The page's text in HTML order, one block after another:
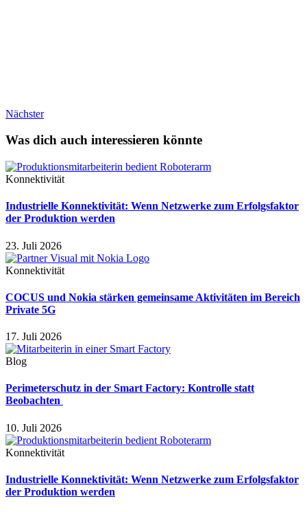
Nächster
Was dich auch interessieren könnte
Konnektivität
Industrielle Konnektivität: Wenn Netzwerke zum Erfolgsfaktor
der Produktion werden
23. Juli 2026
Konnektivität
COCUS und Nokia stärken gemeinsame Aktivitäten im Bereich
Private 5G
17. Juli 2026
Blog
Perimeterschutz in der Smart Factory: Kontrolle statt
Beobachten
10. Juli 2026
Konnektivität
Industrielle Konnektivität: Wenn Netzwerke zum Erfolgsfaktor
der Produktion werden